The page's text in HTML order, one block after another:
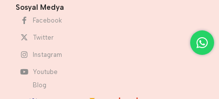
Sosyal Medya
Facebook
Twitter
Instagram
Youtube
Blog